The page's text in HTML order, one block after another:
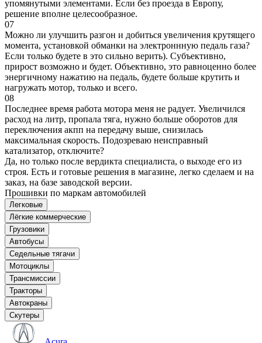
упомянутыми элементами. Если без проезда в Европу,
решение вполне целесообразное.
07
Можно ли улучшить разгон и добиться увеличения крутящего
момента, установкой обманки на электроннную педаль газа?
Если только будете в это сильно верить). Субъективно,
прирост возможно и будет. Объективно, это равноценно более
энергичному нажатию на педаль, будете больше крутить и
нагружать мотор, только и всего.
08
Последнее время работа мотора меня не радует. Увеличился
расход на литр, пропала тяга, нужно больше оборотов для
переключения акпп на передачу выше, снизилась
максимальная скорость. Подозреваю неисправный
катализатор, отключите?
Да, но только после вердикта специалиста, о выходе его из
строя. Есть и готовые решения в магазине, легко сделаем и на
заказ, на базе заводской версии.
Прошивки по маркам автомобилей
Легковые
Лёгкие коммерческие
Грузовики
Автобусы
Седельные тягачи
Мотоциклы
Трансмиссии
Тракторы
Автокраны
Скутеры